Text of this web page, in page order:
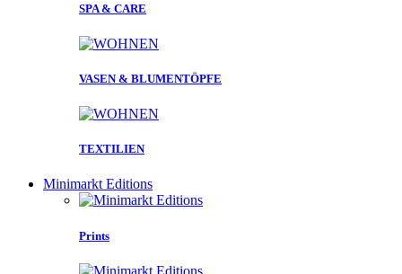
SPA & CARE
VASEN & BLUMENTÖPFE
TEXTILIEN
Minimarkt Editions
Prints